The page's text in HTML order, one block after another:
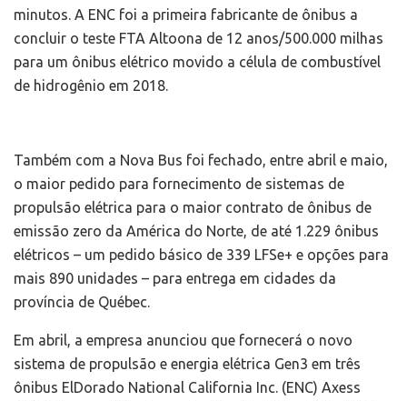
minutos. A ENC foi a primeira fabricante de ônibus a
concluir o teste FTA Altoona de 12 anos/500.000 milhas
para um ônibus elétrico movido a célula de combustível
de hidrogênio em 2018.
Também com a Nova Bus foi fechado, entre abril e maio,
o maior pedido para fornecimento de sistemas de
propulsão elétrica para o maior contrato de ônibus de
emissão zero da América do Norte, de até 1.229 ônibus
elétricos – um pedido básico de 339 LFSe+ e opções para
mais 890 unidades – para entrega em cidades da
província de Québec.
Em abril, a empresa anunciou que fornecerá o novo
sistema de propulsão e energia elétrica Gen3 em três
ônibus ElDorado National California Inc. (ENC) Axess